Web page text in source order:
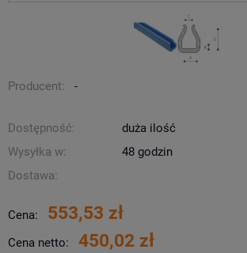
Producent: -
Dostępność:
duża ilość
Wysyłka w:
48 godzin
Dostawa:
Cena: 553,53 zł
Cena netto: 450,02 zł